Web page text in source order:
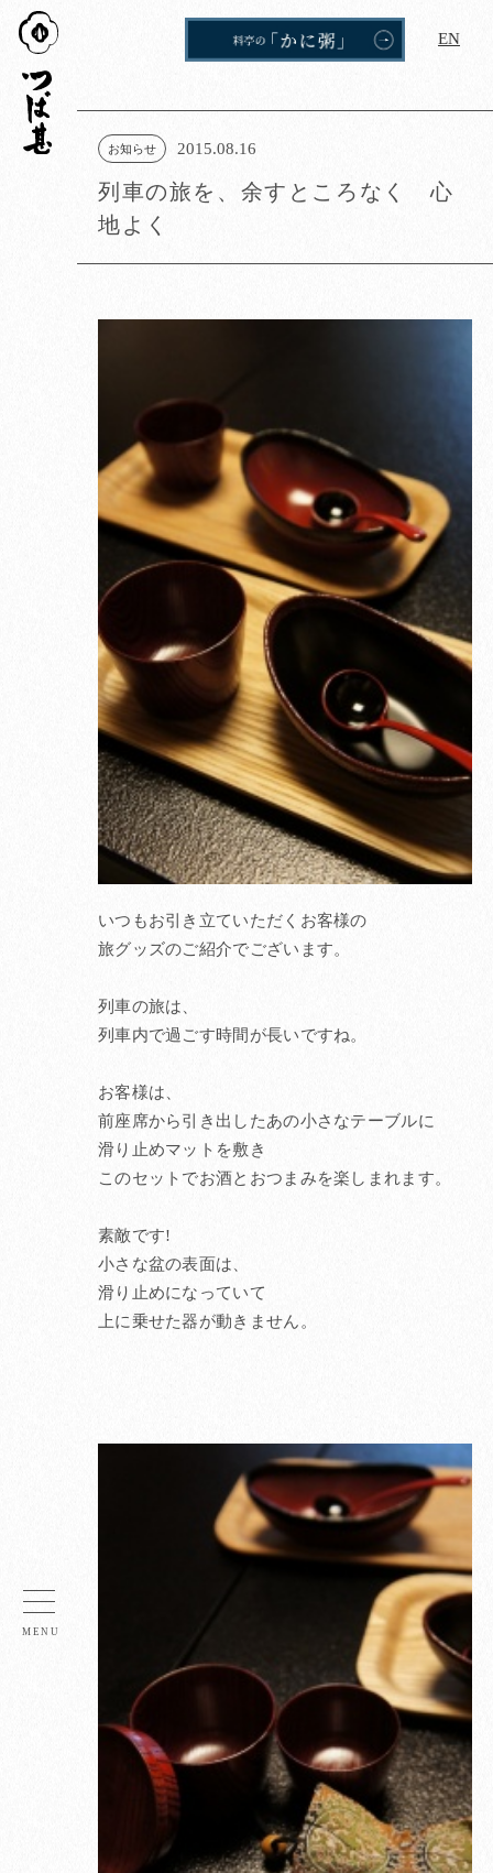
EN
つば
甚
お知らせ 2015.08.16
列車の旅を、余すところなく 心
地よく
いつもお引き立ていただくお客様の
旅グッズのご紹介でございます。
列車の旅は、
列車内で過ごす時間が長いですね。
お客様は、
前座席から引き出したあの小さなテーブルに
滑り止めマットを敷き
このセットでお酒とおつまみを楽しまれます。
素敵です!
小さな盆の表面は、
滑り止めになっていて
上に乗せた器が動きません。